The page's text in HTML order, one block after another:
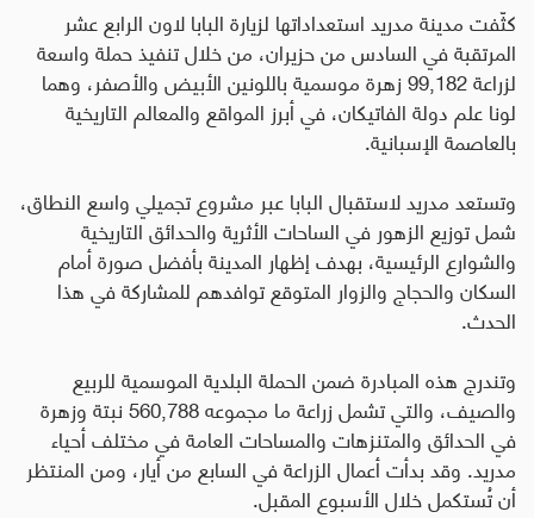
كثّفت مدينة مدريد استعداداتها لزيارة البابا لاون الرابع عشر
المرتقبة في السادس من حزيران، من خلال تنفيذ حملة واسعة
لزراعة 99,182 زهرة موسمية باللونين الأبيض والأصفر، وهما
لونا علم دولة الفاتيكان، في أبرز المواقع والمعالم التاريخية
بالعاصمة الإسبانية.
وتستعد مدريد لاستقبال البابا عبر مشروع تجميلي واسع النطاق،
شمل توزيع الزهور في الساحات الأثرية والحدائق التاريخية
والشوارع الرئيسية، بهدف إظهار المدينة بأفضل صورة أمام
السكان والحجاج والزوار المتوقع توافدهم للمشاركة في هذا
الحدث.
وتندرج هذه المبادرة ضمن الحملة البلدية الموسمية للربيع
والصيف، والتي تشمل زراعة ما مجموعه 560,788 نبتة وزهرة
في الحدائق والمتنزهات والمساحات العامة في مختلف أحياء
مدريد. وقد بدأت أعمال الزراعة في السابع من أيار، ومن المنتظر
أن تُستكمل خلال الأسبوع المقبل.